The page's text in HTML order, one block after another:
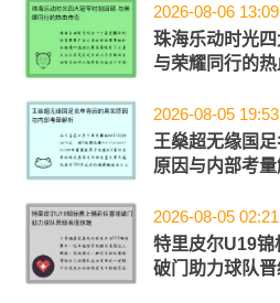
2026-08-06
珠海乐动时光
与荣耀同行的
2026-08-05
王燊超无缘国
原因与内部考
2026-08-05
特里皮尔U19锦
破门助力球队